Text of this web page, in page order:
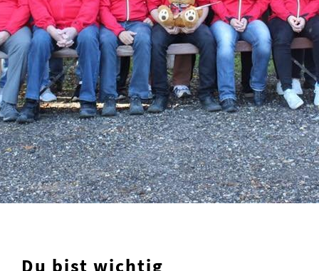
Du bist wichtig